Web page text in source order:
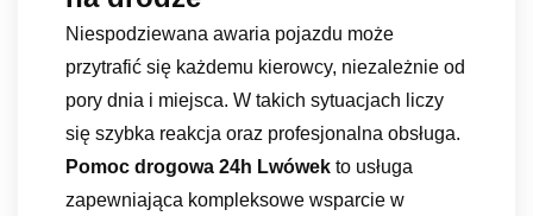
Niespodziewana awaria pojazdu może
przytrafić się każdemu kierowcy, niezależnie od
pory dnia i miejsca. W takich sytuacjach liczy
się szybka reakcja oraz profesjonalna obsługa.
Pomoc drogowa 24h Lwówek to usługa
zapewniająca kompleksowe wsparcie w